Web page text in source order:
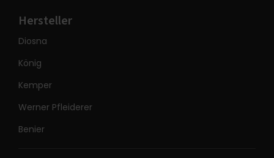
Hersteller
Diosna
König
Kemper
Werner Pfleiderer
Benier